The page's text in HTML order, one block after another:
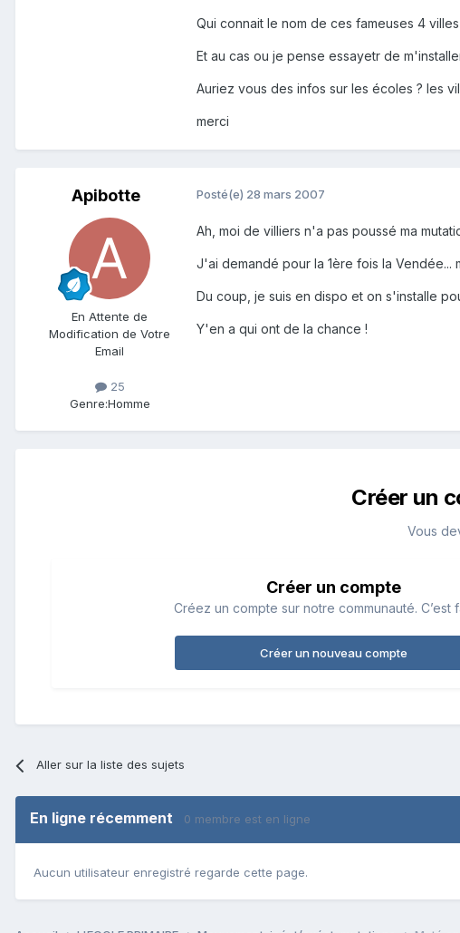
Qui connait le nom de ces fameuses 4
Et au cas ou je pense essayetr de
Auriez vous des infos sur les écoles ? les
merci
Apibotte
En Attente de
Modification de Votre
Email
25
Genre:Homme
Posté(e) 28 mars 2007
Ah, moi de villiers n'a pas poussé ma
J'ai demandé pour la 1ère fois la Vendée...
Du coup, je suis en dispo et on s'installe
Y'en a qui ont de la chance !
Créer un
Vous
Créer un compte
Créez un compte sur notre communauté. C’est
Créer un nouveau compte
Aller sur la liste des sujets
En ligne récemment 0 membre est en ligne
Aucun utilisateur enregistré regarde cette page.